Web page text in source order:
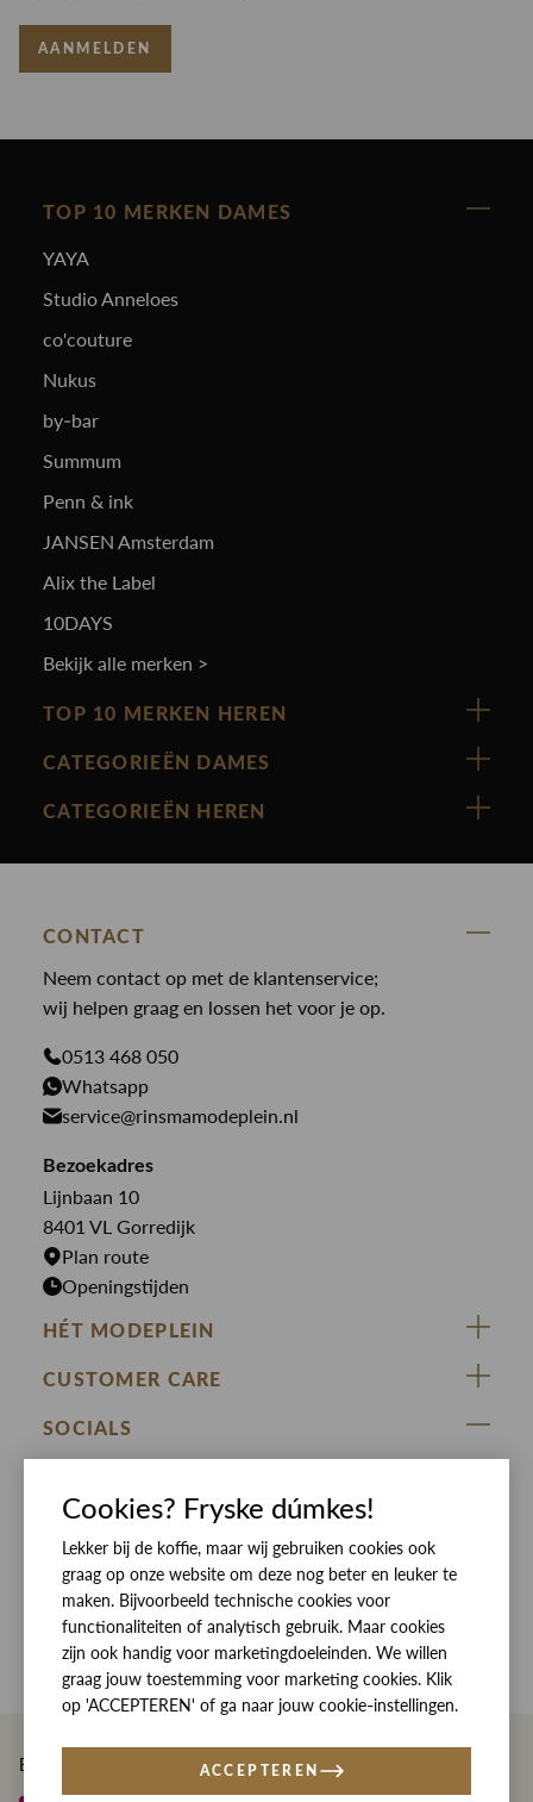
AANMELDEN
TOP 10 MERKEN DAMES
YAYA
Studio Anneloes
co'couture
Nukus
by-bar
Summum
Penn & ink
JANSEN Amsterdam
Alix the Label
10DAYS
Bekijk alle merken >
TOP 10 MERKEN HEREN
Vanguard
Cast Iron
Paul en Shark
Genti
PME Legend
Butcher of Blue
Bekijk alle merken >
CATEGORIEËN DAMES
Nieuw binnen
Blouses
Broeken
Gilets
Jassen
Jeans
Jumpsuits
Jurken
Rokken
CATEGORIEËN HEREN
Broeken
Colberts
Giftcards
Jassen
Overhemden
T-shirts
CONTACT
Neem contact op met de klantenservice;
wij helpen graag en lossen het voor je op.
0513 468 050
Whatsapp
service@rinsmamodeplein.nl
Bezoekadres
Lijnbaan 10
8401 VL Gorredijk
Plan route
Openingstijden
HÉT MODEPLEIN
ZIJ VAN RINSMA
DE HEEREN VAN RINSMA
RINSMA.CONCEPTS
Eten en drinken
Openingstijden
Werken bij RINSMA
CUSTOMER CARE
Veelgestelde vragen
Retourneren & Ruilen
Betaalmethoden
Bezorgen
Contact
Reviews
SOCIALS
Betaal eenvoudig en veilig met
Cookies? Fryske dúmkes!
Lekker bij de koffie, maar wij gebruiken cookies ook
graag op onze website om deze nog beter en leuker te
maken. Bijvoorbeeld technische cookies voor
functionaliteiten of analytisch gebruik. Maar cookies
zijn ook handig voor marketingdoeleinden. We willen
graag jouw toestemming voor marketing cookies. Klik
op 'ACCEPTEREN' of ga naar jouw cookie-instellingen.
ACCEPTEREN